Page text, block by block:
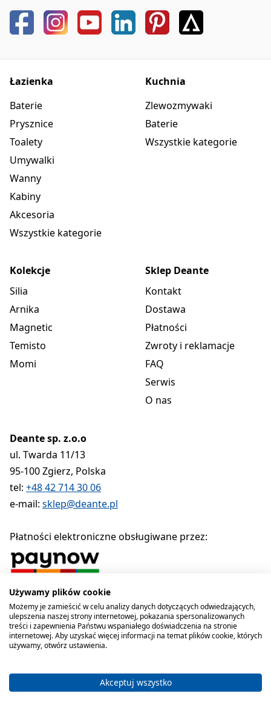
Łazienka
Baterie
Prysznice
Toalety
Umywalki
Wanny
Kabiny
Akcesoria
Wszystkie kategorie
Kuchnia
Zlewozmywaki
Baterie
Wszystkie kategorie
Kolekcje
Silia
Arnika
Magnetic
Temisto
Momi
Sklep Deante
Kontakt
Dostawa
Płatności
Zwroty i reklamacje
FAQ
Serwis
O nas
Deante sp. z.o.o
ul. Twarda 11/13
95-100 Zgierz, Polska
tel: +48 42 714 30 06
e-mail: sklep@deante.pl
Płatności elektroniczne obsługiwane przez:
Deante sp. z o.o. 1990-2026
Polityka prywatności Regulamin Polityka cookies
Używamy plików cookie
Możemy je zamieścić w celu analizy danych dotyczących odwiedzających,
ulepszenia naszej strony internetowej, pokazania spersonalizowanych
treści i zapewnienia Państwu wspaniałego doświadczenia na stronie
internetowej. Aby uzyskać więcej informacji na temat plików cookie, których
używamy, otwórz ustawienia.
Akceptuj wszystko